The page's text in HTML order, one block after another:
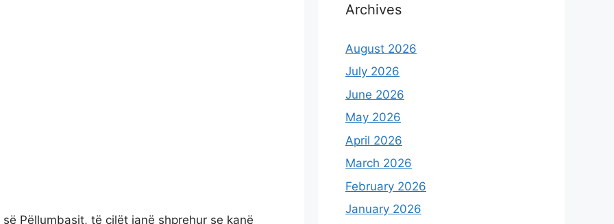
Pëllumbasit, të cilët janë shprehur se kanë
Archives
August 2026
July 2026
June 2026
May 2026
April 2026
March 2026
February 2026
January 2026